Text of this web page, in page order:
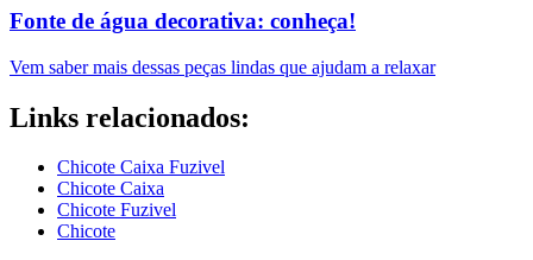
Fonte de água decorativa: conheça!
Vem saber mais dessas peças lindas que ajudam a relaxar
Links relacionados:
Chicote Caixa Fuzivel
Chicote Caixa
Chicote Fuzivel
Chicote